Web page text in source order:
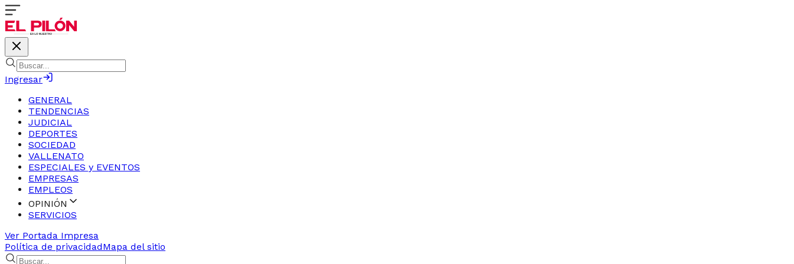
Ingresar
GENERAL
TENDENCIAS
JUDICIAL
DEPORTES
SOCIEDAD
VALLENATO
ESPECIALES y EVENTOS
EMPRESAS
EMPLEOS
OPINIÓN
SERVICIOS
Ver Portada Impresa
Política de privacidadMapa del sitio